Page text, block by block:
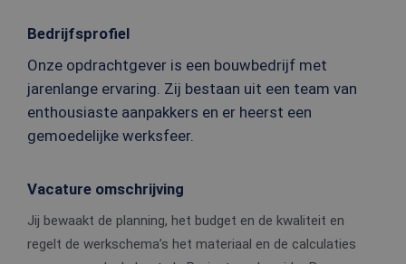
Bedrijfsprofiel
Onze opdrachtgever is een bouwbedrijf met
jarenlange ervaring. Zij bestaan uit een team van
enthousiaste aanpakkers en er heerst een
gemoedelijke werksfeer.
Vacature omschrijving
Jij bewaakt de planning, het budget en de kwaliteit en
regelt de werkschema’s het materiaal en de calculaties